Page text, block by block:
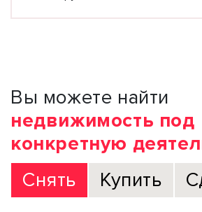
Вы можете найти
недвижимость под
конкретную
Снять
Купить